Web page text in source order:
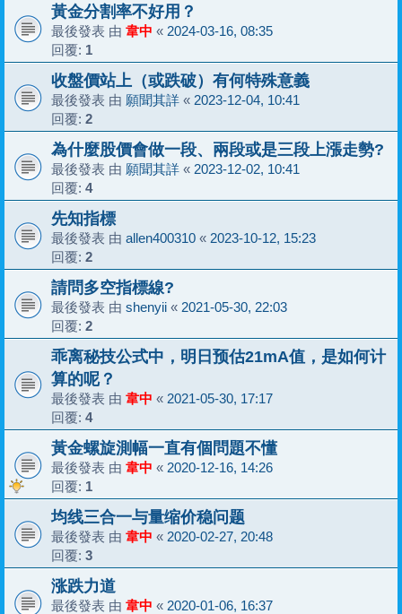
黃金分割率不好用？
最後發表 由 韋中 « 2024-03-16, 08:35
回覆: 1
收盤價站上（或跌破）有何特殊意義
最後發表 由 願聞其詳 « 2023-12-04, 10:41
回覆: 2
為什麼股價會做一段、兩段或是三段上漲走勢?
最後發表 由 願聞其詳 « 2023-12-02, 10:41
回覆: 4
先知指標
最後發表 由 allen400310 « 2023-10-12, 15:23
回覆: 2
請問多空指標線?
最後發表 由 shenyii « 2021-05-30, 22:03
回覆: 2
乖离秘技公式中，明日预估21mA值，是如何计
算的呢？
最後發表 由 韋中 « 2021-05-30, 17:17
回覆: 4
黃金螺旋測幅一直有個問題不懂
最後發表 由 韋中 « 2020-12-16, 14:26
回覆: 1
均线三合一与量缩价稳问题
最後發表 由 韋中 « 2020-02-27, 20:48
回覆: 3
涨跌力道
最後發表 由 韋中 « 2020-01-06, 16:37